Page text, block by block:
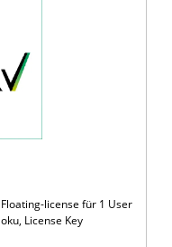
license für 1 User
License Key